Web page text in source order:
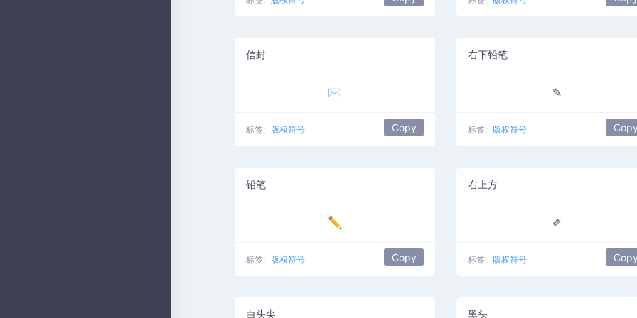
信封
✉
标签: 版权符号 Copy
右下铅笔
✎
标签: 版权符号
铅笔
✏
标签: 版权符号 Copy
右上方
✐
标签: 版权符号
白头尖 黑头